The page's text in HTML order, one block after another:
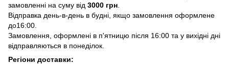
замовленні на суму від 3000 грн.
Відправка день-в-день в будні, якщо замовлення оформлене
до16:00.
Замовлення, оформлені в п'ятницю після 16:00 та у вихідні дні
відправляються в понеділок.
Регіони доставки: